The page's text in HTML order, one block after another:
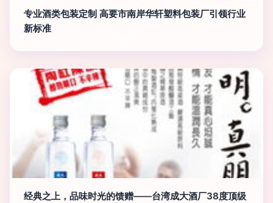
专业酒类包装定制 高要市南岸华轩塑料包装厂引领行业
新标准
经典之上，品味时光的馈赠——台湾成大酒厂38度顶级